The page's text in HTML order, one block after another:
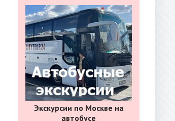
Экскурсии по Москве на
автобусе